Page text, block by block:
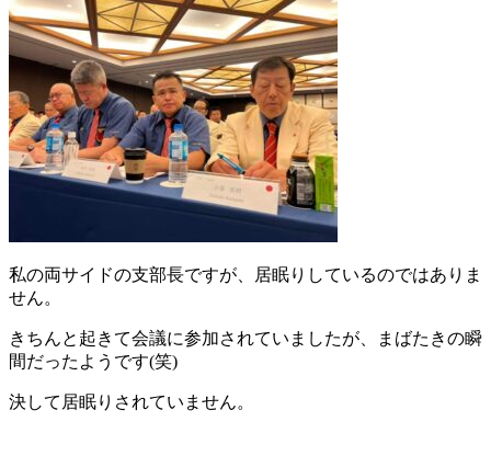
私の両サイドの支部長ですが、居眠りしているのではありま
せん。
きちんと起きて会議に参加されていましたが、まばたきの瞬
間だったようです(笑)
決して居眠りされていません。